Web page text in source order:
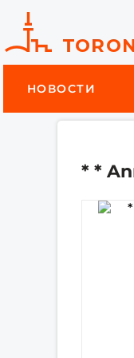
НОВОСТИ
* *